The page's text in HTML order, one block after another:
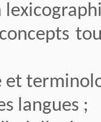
et
langues ;